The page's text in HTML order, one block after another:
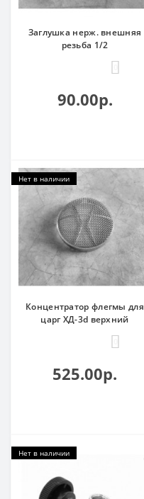
Заглушка нерж. внешняя
резьба 1/2
90.00р.
Нет в наличии
Концентратор флегмы для
царг ХД-3d верхний
525.00р.
Нет в наличии